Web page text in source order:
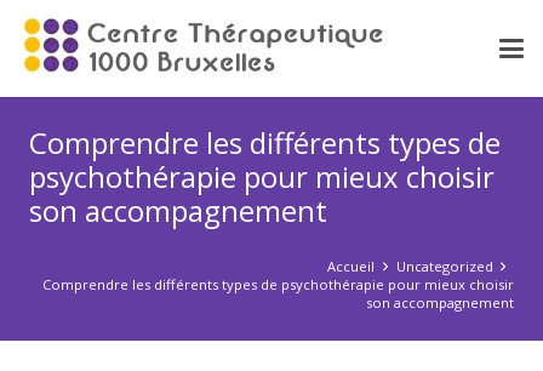
Comprendre les différents types de
psychothérapie pour mieux choisir
son accompagnement
Accueil
Uncategorized
Comprendre les différents types de psychothérapie pour mieux choisir
son accompagnement